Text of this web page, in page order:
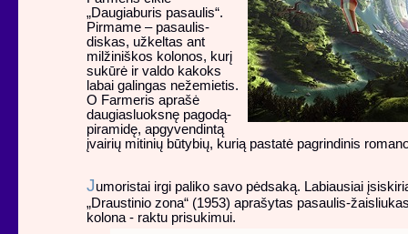
„Daugiaburis pasaulis“.
Pirmame – pasaulis-
diskas, užkeltas ant
milžiniškos kolonos, kurį
sukūrė ir valdo kakoks
labai galingas nežemietis.
O Farmeris aprašė
daugiasluoksnę pagodą-
piramidę, apgyvendintą
įvairių mitinių būtybių, kurią pastatė pagrindinis
Jumoristai irgi paliko savo pėdsaką. Labiausiai
„Draustinio zona“ (1953) aprašytas pasaulis-
kolona - raktu prisukimui.